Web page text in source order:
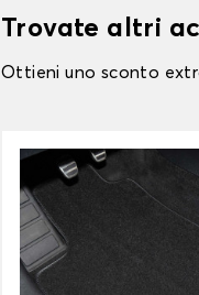
Trovate altri
Ottieni uno sconto